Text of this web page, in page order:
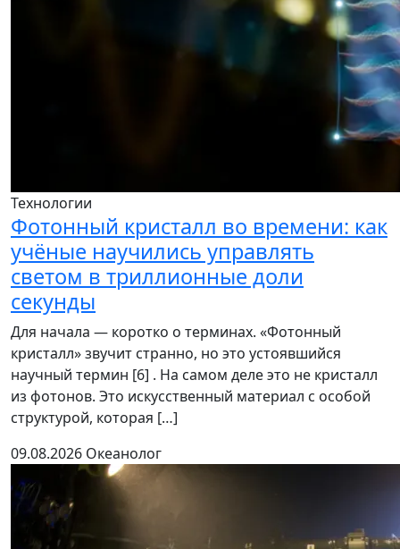
Технологии
Фотонный кристалл во времени: как
учёные научились управлять
светом в триллионные доли
секунды
Для начала — коротко о терминах. «Фотонный
кристалл» звучит странно, но это устоявшийся
научный термин [6] . На самом деле это не кристалл
из фотонов. Это искусственный материал с особой
структурой, которая […]
09.08.2026 Океанолог